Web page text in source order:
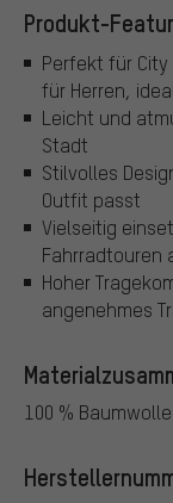
Produkt-
Perfekt für City
für Herren,
Leicht und
Stadt
Stilvolles
Outfit passt
Vielseitig
Fahrradtouren
Hoher
angenehmes
100 % Baumwolle